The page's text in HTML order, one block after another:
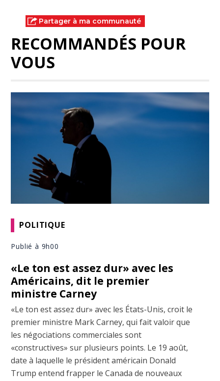
Partager à ma communauté
RECOMMANDÉS POUR
VOUS
POLITIQUE
Publié à 9h00
«Le ton est assez dur» avec les
Américains, dit le premier
ministre Carney
«Le ton est assez dur» avec les États-Unis, croit le
premier ministre Mark Carney, qui fait valoir que
les négociations commerciales sont
«constructives» sur plusieurs points. Le 19 août,
date à laquelle le président américain Donald
Trump entend frapper le Canada de nouveaux